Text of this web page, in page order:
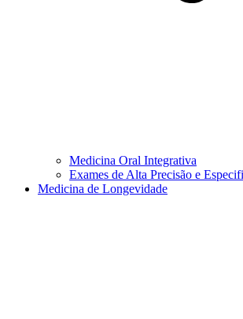
Medicina Oral Integrativa
Exames de Alta Precisão e
Medicina de Longevidade